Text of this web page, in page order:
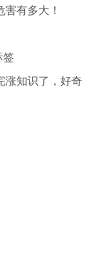
有多大！
签
涨知识了，好奇